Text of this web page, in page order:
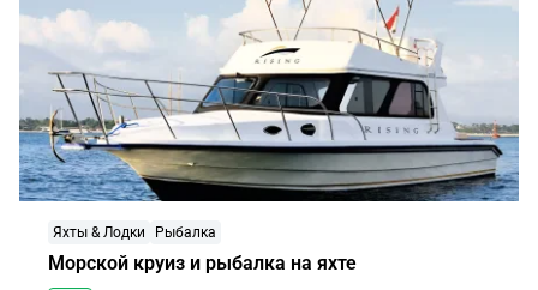
Морской круиз и рыбалка на яхте
Яхты & Лодки Рыбалка